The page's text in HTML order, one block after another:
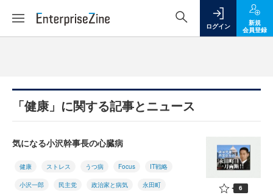
ログイン
新規
会員登録
「健康」に関する記事とニュース
気になる小沢幹事長の心臓病
健康 ストレス うつ病 Focus IT戦略
小沢一郎 民主党 政治家と病気 永田町 6